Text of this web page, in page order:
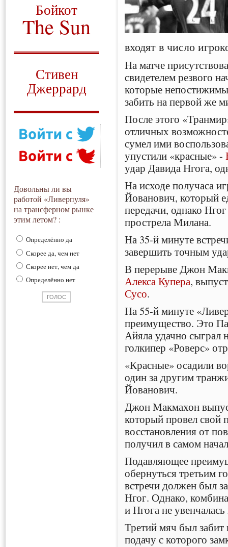
Бойкот
The Sun
Стивен
Джеррард
Довольны ли вы
работой «Ливерпуля»
на трансферном рынке
этим летом? :
Определённо да
Скорее да, чем нет
Скорее нет, чем да
Определённо нет
входят в число
На матче
свидетелем резвого
которые
забить на первой же
После этого
отличных
сумел ими
упустили «красные» -
удар Давида Нгога,
На исходе получаса
Йованович, который
передачи, однако
прострела Милана.
На 35-й минуте
завершить точным
В перерыве Джон
Алекса Купера,
Сусо.
На 55-й минуте
преимущество. Это
Айяла удачно сыграл
голкипер «Роверс»
«Красные» осадили
один за другим
Йованович.
Джон Макмахон
который провел свой
восстановления от
получил в самом
Подавляющее
обернуться третьим
встречи должен был
Нгог. Однако,
и Нгога не
Третий мяч был
подачу с которого